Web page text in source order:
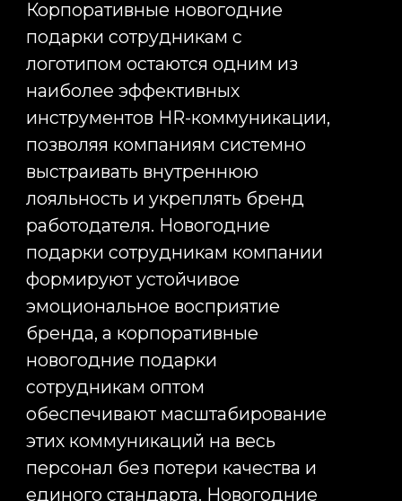
Контакты
127006 г. Москва,
Стрельбищенский
+7 (495) 989-17-53
order@infinity-project.ru
ПН-ПТ 09:00-19:00 МСК
Информация
Услуги
Кейсы
О компании
Новости
Главная
Telegram
Вконтакте